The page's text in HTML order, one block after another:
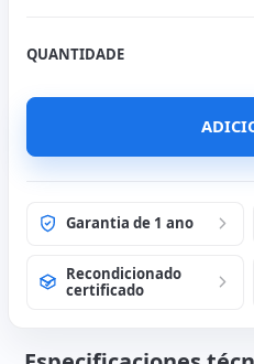
QUANTIDADE
Garantia de 1 ano
Recondicionado
certificado